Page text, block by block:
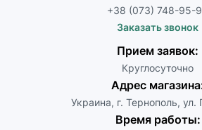
+38 (073) 748-95-
Заказать звонок
Прием заявок:
Круглосуточно
Адрес
Украина, г. Тернополь, ул.
Время работы: